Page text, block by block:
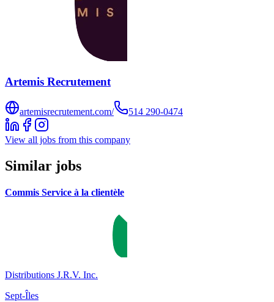
Artemis Recrutement
artemisrecrutement.com/ 514 290-0474
View all jobs from this company
Similar jobs
Commis Service à la clientèle
Distributions J.R.V. Inc.
Sept-Îles